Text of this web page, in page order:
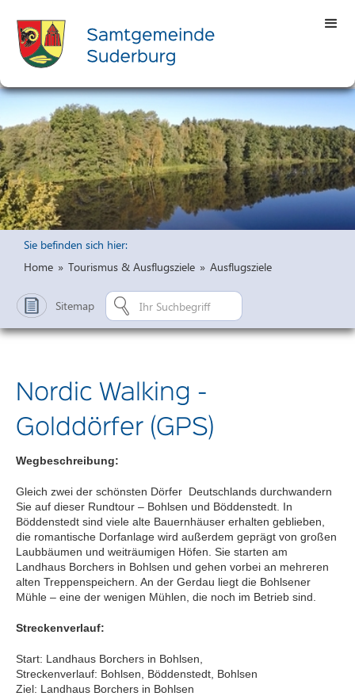
Sie befinden sich hier:
Home » Tourismus & Ausflugsziele » Ausflugsziele
Sitemap
Nordic Walking -
Golddörfer (GPS)
Wegbeschreibung:
Gleich zwei der schönsten Dörfer Deutschlands durchwandern
Sie auf dieser Rundtour – Bohlsen und Böddenstedt. In
Böddenstedt sind viele alte Bauernhäuser erhalten geblieben,
die romantische Dorfanlage wird außerdem geprägt von großen
Laubbäumen und weiträumigen Höfen. Sie starten am
Landhaus Borchers in Bohlsen und gehen vorbei an mehreren
alten Treppenspeichern. An der Gerdau liegt die Bohlsener
Mühle – eine der wenigen Mühlen, die noch im Betrieb sind.
Streckenverlauf:
Start: Landhaus Borchers in Bohlsen,
Streckenverlauf: Bohlsen, Böddenstedt, Bohlsen
Ziel: Landhaus Borchers in Bohlsen